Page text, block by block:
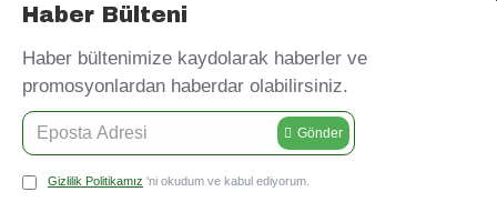
Haber Bülteni
Haber bültenimize kaydolarak haberler ve
promosyonlardan haberdar olabilirsiniz.
Gönder
Gizlilik Politikamız 'ni okudum ve kabul ediyorum.